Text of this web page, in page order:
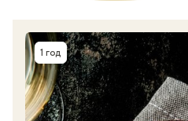
Час приготування
1 год